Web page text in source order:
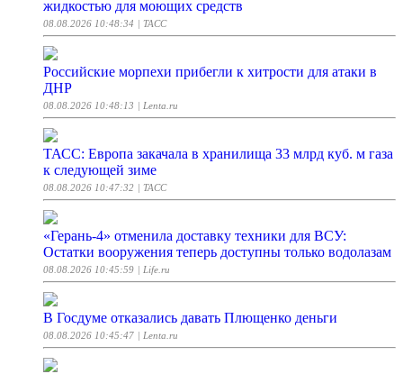
жидкостью для моющих средств
08.08.2026 10:48:34 | ТАСС
Российские морпехи прибегли к хитрости для атаки в
ДНР
08.08.2026 10:48:13 | Lenta.ru
ТАСС: Европа закачала в хранилища 33 млрд куб. м газа
к следующей зиме
08.08.2026 10:47:32 | ТАСС
«Герань-4» отменила доставку техники для ВСУ:
Остатки вооружения теперь доступны только водолазам
08.08.2026 10:45:59 | Life.ru
В Госдуме отказались давать Плющенко деньги
08.08.2026 10:45:47 | Lenta.ru